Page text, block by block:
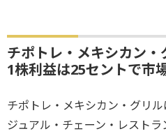
チポトレ・メキシカン・
1株利益は25セントで市
チポトレ・メキシカン・グリ
ジュアル・チェーン・レスト